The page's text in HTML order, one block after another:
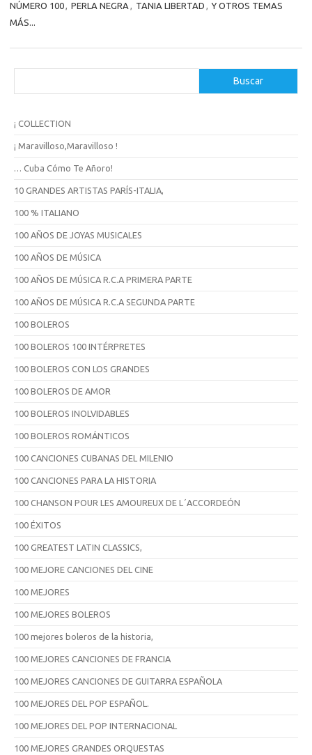
NÚMERO 100, PERLA NEGRA , TANIA LIBERTAD , Y OTROS TEMAS
MÁS...
a
Buscar
¡ COLLECTION
¡ Maravilloso,Maravilloso !
… Cuba Cómo Te Añoro!
10 GRANDES ARTISTAS PARÍS-ITALIA,
100 % ITALIANO
100 AÑOS DE JOYAS MUSICALES
100 AÑOS DE MÚSICA
100 AÑOS DE MÚSICA R.C.A PRIMERA PARTE
100 AÑOS DE MÚSICA R.C.A SEGUNDA PARTE
100 BOLEROS
100 BOLEROS 100 INTÉRPRETES
100 BOLEROS CON LOS GRANDES
100 BOLEROS DE AMOR
100 BOLEROS INOLVIDABLES
100 BOLEROS ROMÁNTICOS
100 CANCIONES CUBANAS DEL MILENIO
100 CANCIONES PARA LA HISTORIA
100 CHANSON POUR LES AMOUREUX DE L´ACCORDEÓN
100 ÉXITOS
100 GREATEST LATIN CLASSICS,
100 MEJORE CANCIONES DEL CINE
100 MEJORES
100 MEJORES BOLEROS
100 mejores boleros de la historia,
100 MEJORES CANCIONES DE FRANCIA
100 MEJORES CANCIONES DE GUITARRA ESPAÑOLA
100 MEJORES DEL POP ESPAÑOL.
100 MEJORES DEL POP INTERNACIONAL
100 MEJORES GRANDES ORQUESTAS